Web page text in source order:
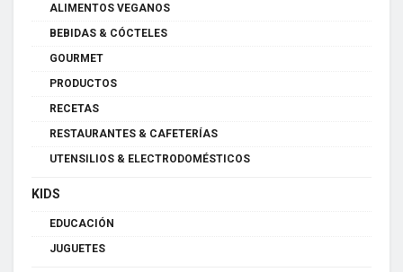
ALIMENTOS VEGANOS
BEBIDAS & CÓCTELES
GOURMET
PRODUCTOS
RECETAS
RESTAURANTES & CAFETERÍAS
UTENSILIOS & ELECTRODOMÉSTICOS
KIDS
EDUCACIÓN
JUGUETES